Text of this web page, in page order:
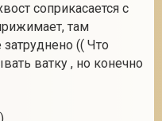
соприкасается с
там
(( Что
ватку , но конечно